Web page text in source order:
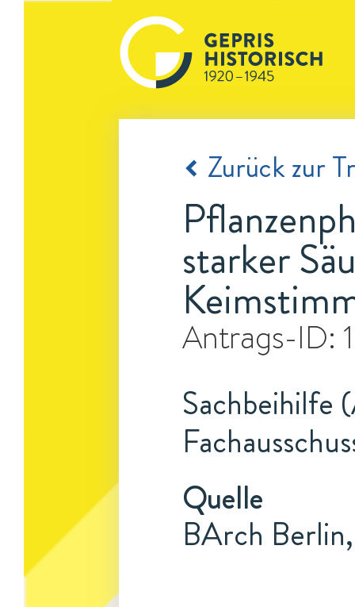
Zurück zur
starker
Antrags-ID:
Sachbeihilfe
Quelle
BArch